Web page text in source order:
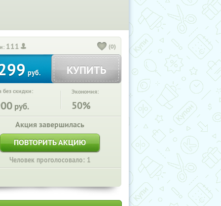
111 (0)
руб. КУПИТЬ
без скидки:
руб.
Экономия:
50%
Акция завершилась
ПОВТОРИТЬ АКЦИЮ
Человек проголосовало: 1